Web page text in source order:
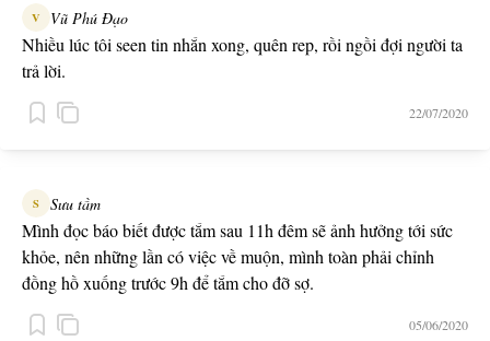
V Vũ Phú Đạo
Nhiều lúc tôi seen tin nhắn xong, quên rep, rồi ngồi đợi người ta
trả lời.
22/07/2020
S Sưu tầm
Mình đọc báo biết được tắm sau 11h đêm sẽ ảnh hưởng tới sức
khỏe, nên những lần có việc về muộn, mình toàn phải chỉnh
đồng hồ xuống trước 9h để tắm cho đỡ sợ.
05/06/2020